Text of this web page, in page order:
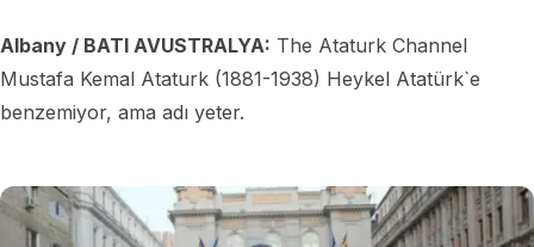
Albany / BATI AVUSTRALYA: The Ataturk Channel
Mustafa Kemal Ataturk (1881-1938) Heykel Atatürk`e
benzemiyor, ama adı yeter.